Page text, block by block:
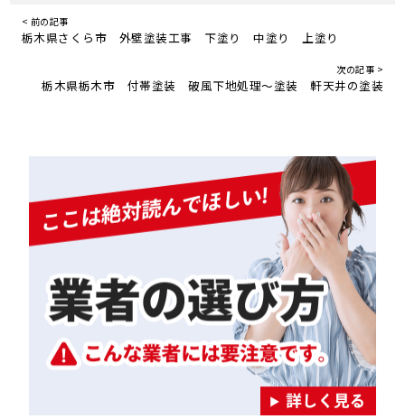
< 前の記事
栃木県さくら市 外壁塗装工事 下塗り 中塗り 上塗り
次の記事 >
栃木県栃木市 付帯塗装 破風下地処理〜塗装 軒天井の塗装